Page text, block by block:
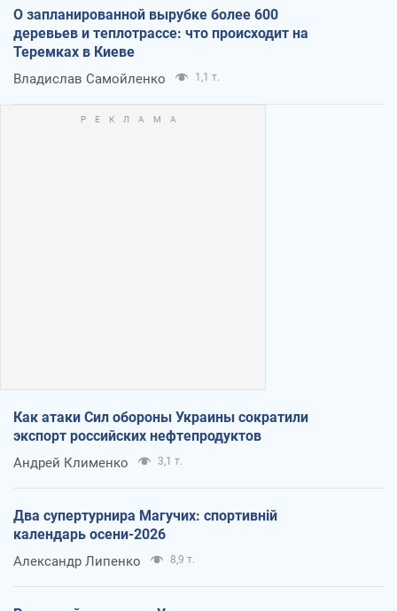
О запланированной вырубке более 600
деревьев и теплотрассе: что происходит на
Теремках в Киеве
Владислав Самойленко 1,1 т.
Как атаки Сил обороны Украины сократили
экспорт российских нефтепродуктов
Андрей Клименко 3,1 т.
Два супертурнира Магучих: спортивній
календарь осени-2026
Александр Липенко 8,9 т.